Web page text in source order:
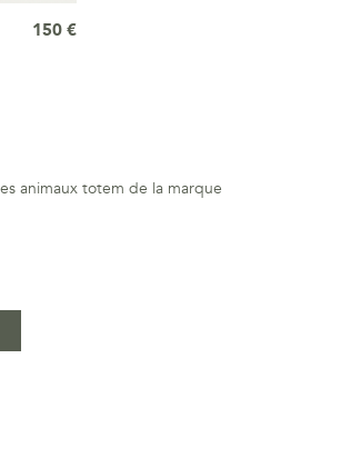
150 €
animaux totem de la marque